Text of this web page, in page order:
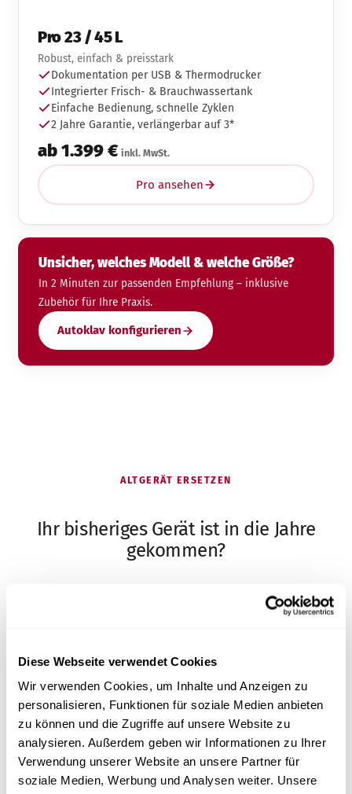
Diese Webseite verwendet Cookies
Wir verwenden Cookies, um Inhalte und Anzeigen zu
personalisieren, Funktionen für soziale Medien anbieten
zu können und die Zugriffe auf unsere Website zu
analysieren. Außerdem geben wir Informationen zu Ihrer
Verwendung unserer Website an unsere Partner für
soziale Medien, Werbung und Analysen weiter. Unsere
Pro 23 / 45 L
Robust, einfach & preisstark
Dokumentation per USB & Thermodrucker
Integrierter Frisch- & Brauchwassertank
Einfache Bedienung, schnelle Zyklen
2 Jahre Garantie, verlängerbar auf 3*
ab 1.399 € inkl. MwSt.
Pro ansehen
Unsicher, welches Modell & welche Größe?
In 2 Minuten zur passenden Empfehlung – inklusive
Zubehör für Ihre Praxis.
Autoklav konfigurieren
ALTGERÄT ERSETZEN
Ihr bisheriges Gerät ist in die Jahre
gekommen?
Die meisten Praxen kommen zu uns, weil sie ein
verbessern wollen.
Umstieg beraten lassen
Gleiche Premium-Leistung, fairer Preis
Schnellerer Vor-Ort-Service in ganz DACH